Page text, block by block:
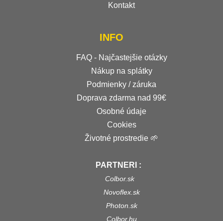
Kontakt
INFO
FAQ - Najčastejšie otázky
Nákup na splátky
Podmienky / záruka
Doprava zdarma nad 99€
Osobné údaje
Cookies
Životné prostredie 🌱
PARTNERI :
Colbor.sk
Novoflex.sk
Photon.sk
Colbor.hu